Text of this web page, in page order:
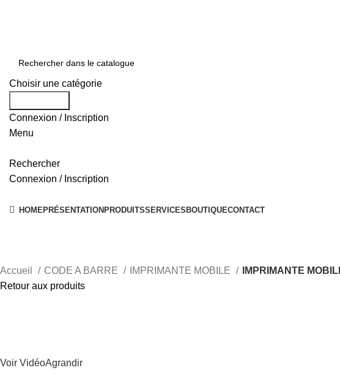
Choisir une catégorie
Connexion / Inscription
Menu
Rechercher
Connexion / Inscription
HOMEPRÉSENTATIONPRODUITSSERVICESBOUTIQUECONTACT
Accueil CODE A BARRE IMPRIMANTE MOBILE
IMPRIMANTE
Retour aux produits
Voir VidéoAgrandir